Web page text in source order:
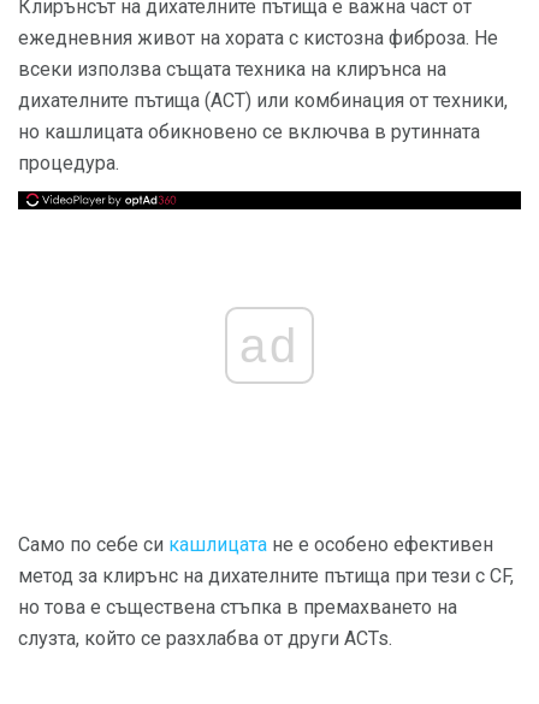
Клирънсът на дихателните пътища е важна част от
ежедневния живот на хората с кистозна фиброза. Не
всеки използва същата техника на клирънса на
дихателните пътища (ACT) или комбинация от техники,
но кашлицата обикновено се включва в рутинната
процедура.
ad
Само по себе си кашлицата не е особено ефективен
метод за клирънс на дихателните пътища при тези с CF,
но това е съществена стъпка в премахването на
слузта, който се разхлабва от други ACTs.